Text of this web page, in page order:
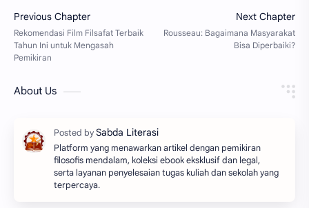
About Us
Platform yang menawarkan artikel dengan pemikiran
filosofis mendalam, koleksi ebook eksklusif dan legal,
serta layanan penyelesaian tugas kuliah dan sekolah yang
terpercaya.